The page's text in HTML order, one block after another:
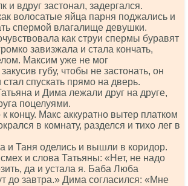
и вдруг застонал, задергался.
волосатые яйца парня поджались и
спермой влагалище девушки.
как струи спермы буравят
завизжала и стала кончать,
Максим уже не мог
губу, чтобы не застонать, он
спускать прямо на дверь.
и Дима лежали друг на друге,
поцелуями.
концу. Макс аккуратно вытер платком
в комнату, разделся и тихо лег в
и Таня оделись и вышли в коридор.
и слова Татьяны: «Нет, не надо
да и устала я. Баба Люба
до завтра.» Дима согласился: «Мне